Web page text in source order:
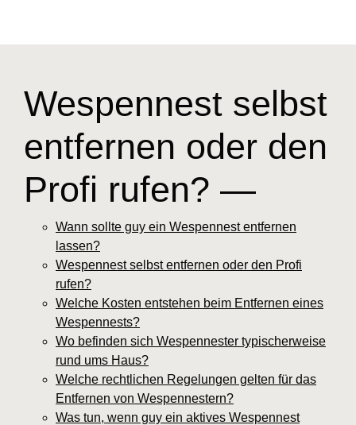
Wespennest selbst
entfernen oder den
Profi rufen? —
Wann sollte guy ein Wespennest entfernen
lassen?
Wespennest selbst entfernen oder den Profi
rufen?
Welche Kosten entstehen beim Entfernen eines
Wespennests?
Wo befinden sich Wespennester typischerweise
rund ums Haus?
Welche rechtlichen Regelungen gelten für das
Entfernen von Wespennestern?
Was tun, wenn guy ein aktives Wespennest